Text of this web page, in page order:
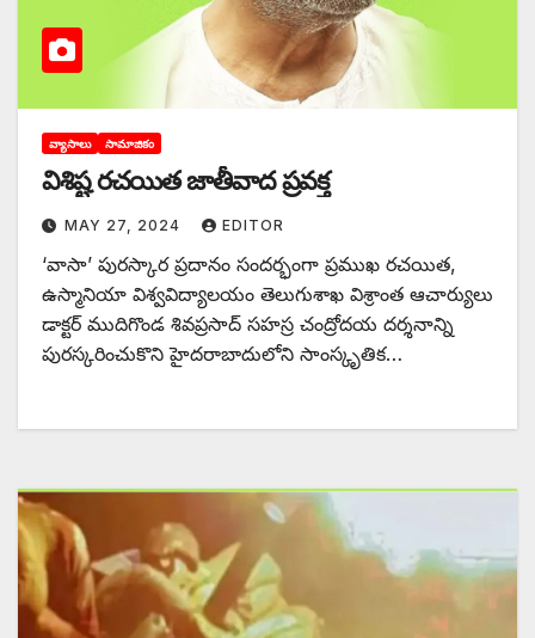
వ్యాసాలు సామాజికం
విశిష్ట రచయిత జాతీవాద ప్రవక్త
MAY 27, 2024 EDITOR
‘‌వాసా’ పురస్కార ప్రదానం సందర్భంగా‌ ప్రముఖ రచయిత,
ఉస్మానియా విశ్వవిద్యాలయం తెలుగుశాఖ విశ్రాంత ఆచార్యులు
డాక్టర్‌ ‌ముదిగొండ శివప్రసాద్‌ ‌సహస్ర చంద్రోదయ దర్శనాన్ని
పురస్కరించుకొని హైదరాబాదులోని సాంస్కృతిక…